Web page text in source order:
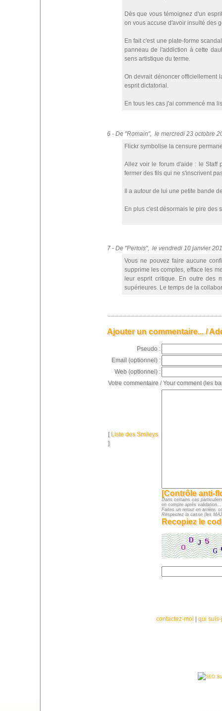
Dès que vous témoignez d'un
on vous accuse d'avoir insulté des
En fait c'est une plate-forme
panneau de l'addiction à cette
sens artistique du terme.
On devrait dénoncer officiellement
esprit dictatorial.
En tous les cas j'ai commencé ma
6 - De "Romain", le mercredi 23 octobre
Flickr symbolise la censure
Allez voir le forum d'aide : le Staff
fermer des fils qui ne s'inscrivent
Il a autour de lui une petite bande
En plus c'est désormais le pire des
7 - De "Pertois", le vendredi 10 janvier
Vous ne pouvez faire aucune
supprime les comptes, efface les
leur esprit critique. En outre des
supérieures. Le temps de la
Ajouter un commentaire... /
Pseudo :
Email (optionnel) :
Web (optionnel) :
Votre commentaire / Your comment (les
[ Liste des Smileys
]
[Contrôle anti-
Dans certains cas
en compte après
Faites un retour en arrière,
Respectez la casse (les
Recopiez le
contactez-moi qui